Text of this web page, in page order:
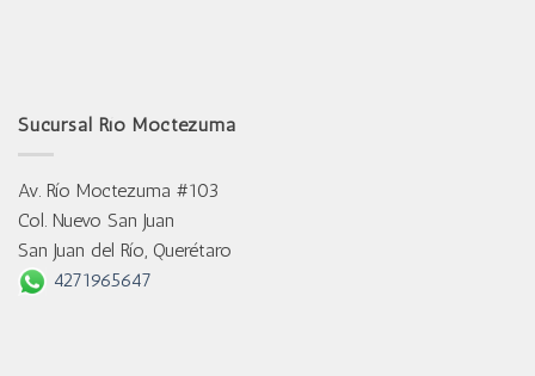
Sucursal Río Moctezuma
Av. Río Moctezuma #103
Col. Nuevo San Juan
San Juan del Río, Querétaro
4271965647